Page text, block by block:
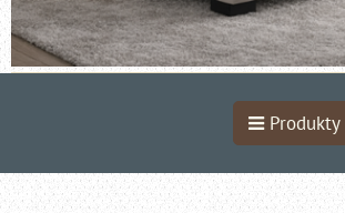
Produkty